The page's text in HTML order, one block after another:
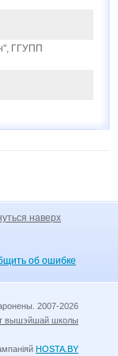
ГГУПП
наверх
об ошибке
2007-2026
вышэйшай школы
HOSTA.BY